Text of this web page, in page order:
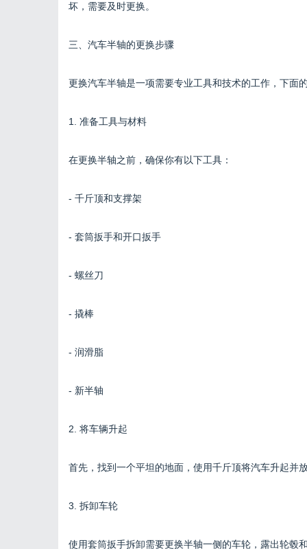
坏，需要及时更换。
三、汽车半轴的更换步骤
更换汽车半轴是一项需要专业工具和技术的工作，下面
1. 准备工具与材料
在更换半轴之前，确保你有以下工具：
- 千斤顶和支撑架
- 套筒扳手和开口扳手
- 螺丝刀
- 撬棒
- 润滑脂
- 新半轴
2. 将车辆升起
首先，找到一个平坦的地面，使用千斤顶将汽车升起并
3. 拆卸车轮
使用套筒扳手拆卸需要更换半轴一侧的车轮，露出轮毂